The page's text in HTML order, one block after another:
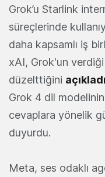
Grok’u Starlink
süreçlerinde
daha kapsamlı iş
xAI, Grok'un
düzelttiğini
Grok 4 dil
cevaplara yönelik
duyurdu.
Meta, ses odaklı